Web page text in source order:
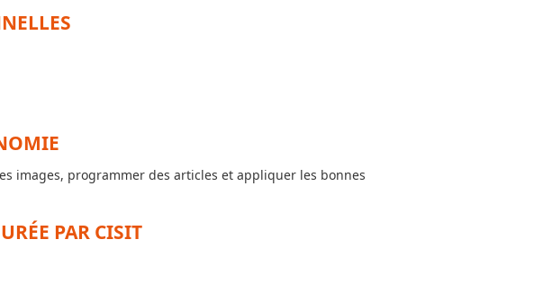
images, programmer des articles et appliquer les bonnes
PAR CISIT